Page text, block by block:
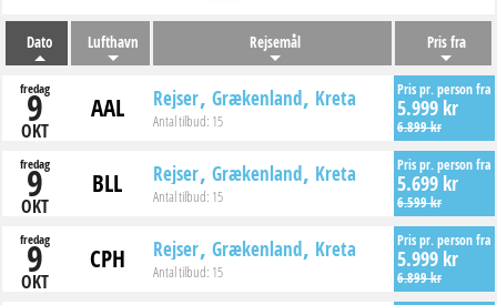
Dato Lufthavn Rejsemål Pris fra
fredag
9
OKT
AAL Rejser Grækenland Kreta
Antal tilbud: 15
Pris pr. person fra
5.999 kr
6.899 kr
fredag
9
OKT
BLL Rejser Grækenland Kreta
Antal tilbud: 15
Pris pr. person fra
5.699 kr
6.599 kr
fredag
9
OKT
CPH Rejser Grækenland Kreta
Antal tilbud: 15
Pris pr. person fra
5.999 kr
6.899 kr